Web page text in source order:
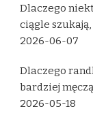
Dlaczego
ciągle
2026-06-07
Dlaczego
bardziej
2026-05-18